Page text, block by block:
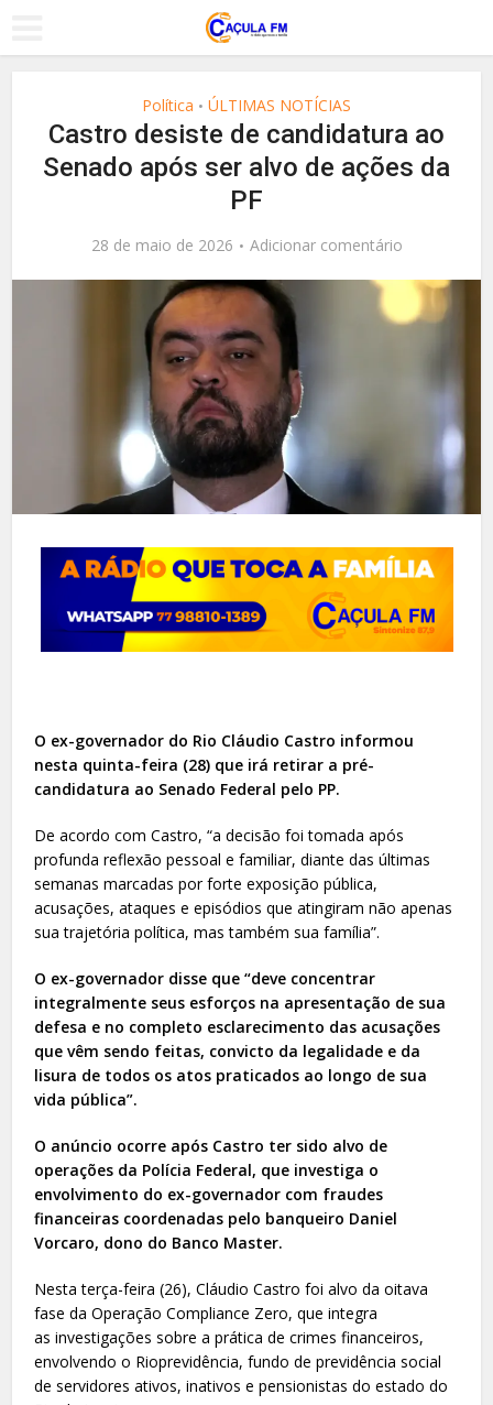
Política • ÚLTIMAS NOTÍCIAS
Castro desiste de candidatura ao
Senado após ser alvo de ações da
PF
28 de maio de 2026 Adicionar comentário
O ex-governador do Rio Cláudio Castro informou
nesta quinta-feira (28) que irá retirar a pré-
candidatura ao Senado Federal pelo PP.
De acordo com Castro, “a decisão foi tomada após
profunda reflexão pessoal e familiar, diante das últimas
semanas marcadas por forte exposição pública,
acusações, ataques e episódios que atingiram não apenas
sua trajetória política, mas também sua família”.
O ex-governador disse que “deve concentrar
integralmente seus esforços na apresentação de sua
defesa e no completo esclarecimento das acusações
que vêm sendo feitas, convicto da legalidade e da
lisura de todos os atos praticados ao longo de sua
vida pública”.
O anúncio ocorre após Castro ter sido alvo de
operações da Polícia Federal, que investiga o
envolvimento do ex-governador com fraudes
financeiras coordenadas pelo banqueiro Daniel
Vorcaro, dono do Banco Master.
Nesta terça-feira (26), Cláudio Castro foi alvo da oitava
fase da Operação Compliance Zero, que integra
as investigações sobre a prática de crimes financeiros,
envolvendo o Rioprevidência, fundo de previdência social
de servidores ativos, inativos e pensionistas do estado do